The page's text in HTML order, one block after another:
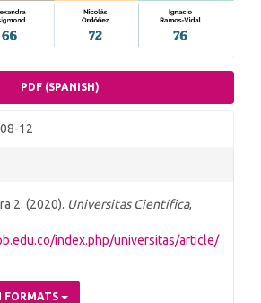
PDF (SPANISH)
12
2. (2020). Universitas Científica,
index.php/universitas/article/
FORMATS